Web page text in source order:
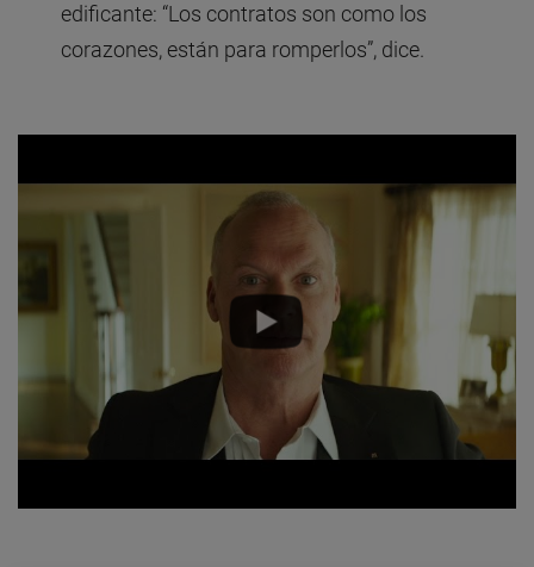
edificante: “Los contratos son como los
corazones, están para romperlos”, dice.